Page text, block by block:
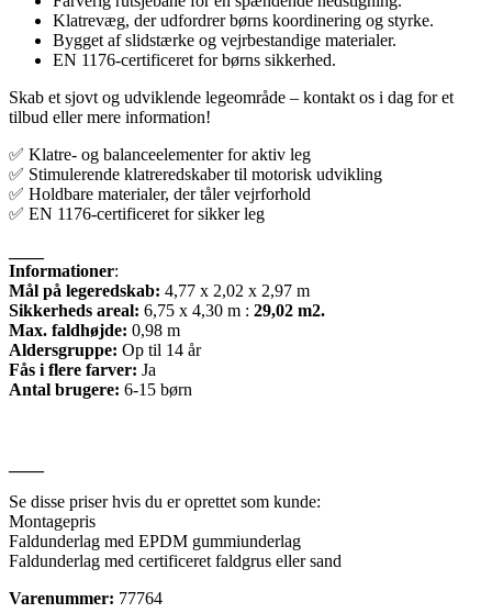
Klatrevæg, der udfordrer børns koordinering og styrke.
Bygget af slidstærke og vejrbestandige materialer.
EN 1176-certificeret for børns sikkerhed.
Skab et sjovt og udviklende legeområde – kontakt os i dag for et
tilbud eller mere information!
✅ Klatre- og balanceelementer for aktiv leg
✅ Stimulerende klatreredskaber til motorisk udvikling
✅ Holdbare materialer, der tåler vejrforhold
✅ EN 1176-certificeret for sikker leg
Informationer:
Mål på legeredskab: 4,77 x 2,02 x 2,97 m
Sikkerheds areal: 6,75 x 4,30 m : 29,02 m2.
Max. faldhøjde: 0,98 m
Aldersgruppe: Op til 14 år
Fås i flere farver: Ja
Antal brugere: 6-15 børn
Se disse priser hvis du er oprettet som kunde:
Montagepris
Faldunderlag med EPDM gummiunderlag
Faldunderlag med certificeret faldgrus eller sand
Varenummer: 77764